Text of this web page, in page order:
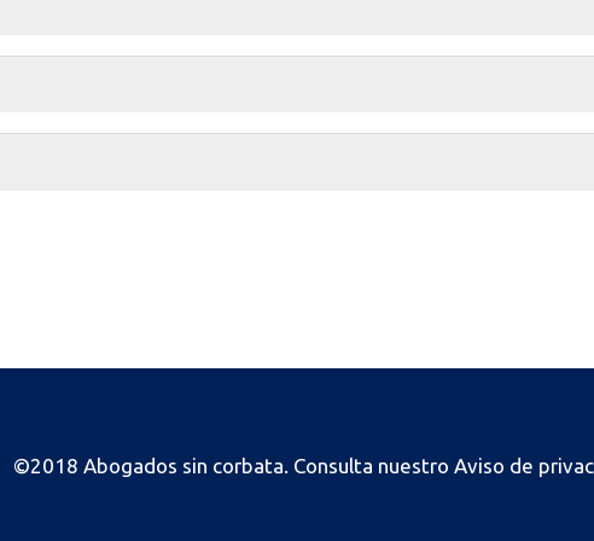
©2018 Abogados sin corbata. Consulta nuestro Aviso de